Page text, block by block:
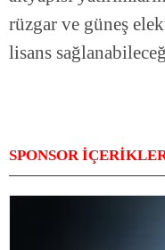
rüzgar ve güneş
lisans
SPONSOR